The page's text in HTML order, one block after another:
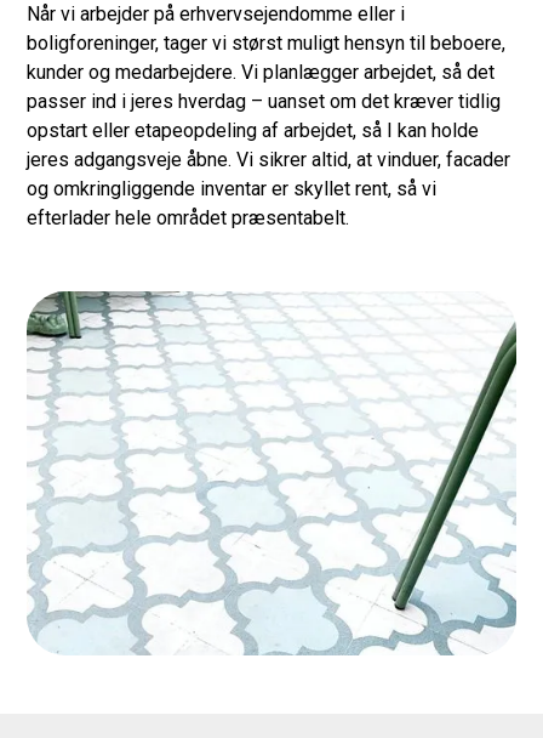
Når vi arbejder på erhvervsejendomme eller i
boligforeninger, tager vi størst muligt hensyn til beboere,
kunder og medarbejdere. Vi planlægger arbejdet, så det
passer ind i jeres hverdag – uanset om det kræver tidlig
opstart eller etapeopdeling af arbejdet, så I kan holde
jeres adgangsveje åbne. Vi sikrer altid, at vinduer, facader
og omkringliggende inventar er skyllet rent, så vi
efterlader hele området præsentabelt.